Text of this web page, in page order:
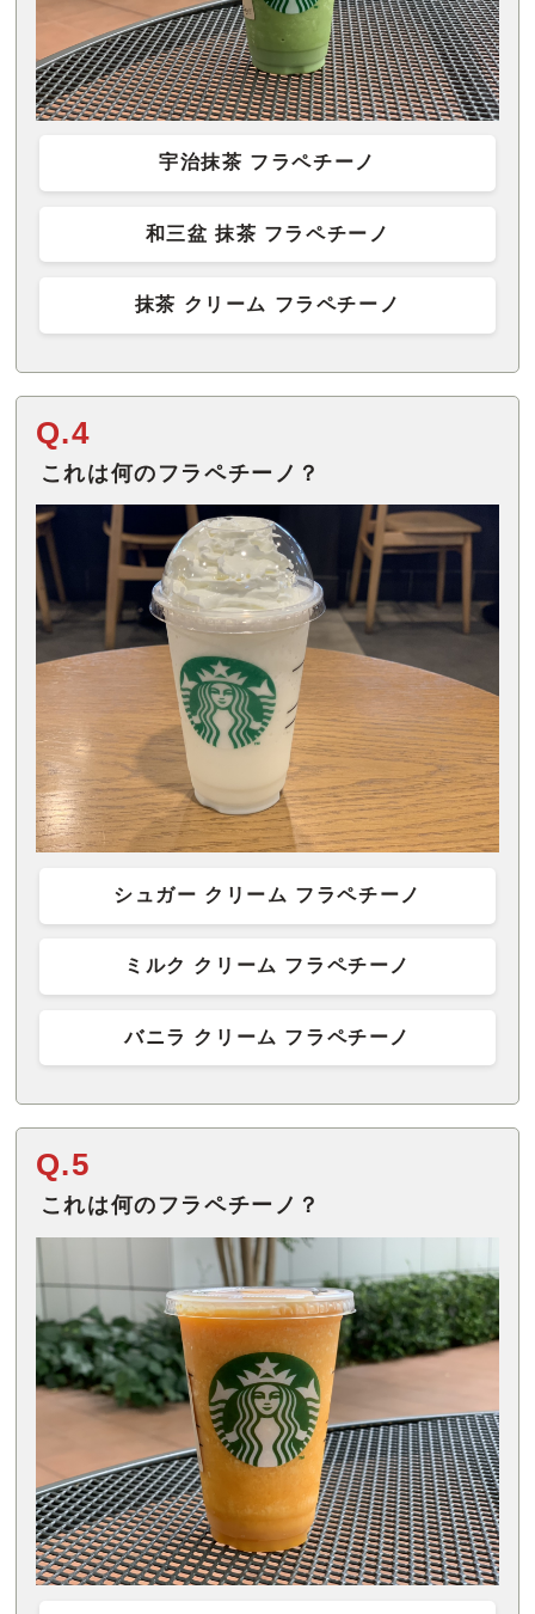
宇治抹茶 フラペチーノ
和三盆 抹茶 フラペチーノ
抹茶 クリーム フラペチーノ
Q.4
これは何のフラペチーノ？
シュガー クリーム フラペチーノ
ミルク クリーム フラペチーノ
バニラ クリーム フラペチーノ
Q.5
これは何のフラペチーノ？